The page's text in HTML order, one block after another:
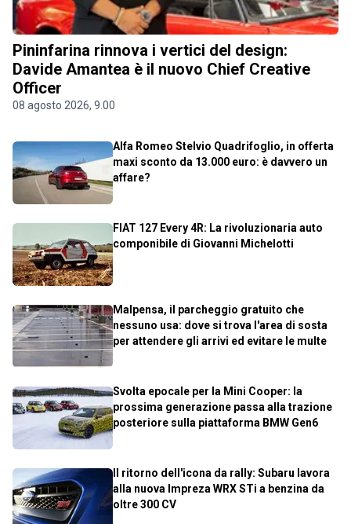
Pininfarina rinnova i vertici del design:
Davide Amantea è il nuovo Chief Creative
Officer
08 agosto 2026, 9.00
Alfa Romeo Stelvio Quadrifoglio, in offerta
maxi sconto da 13.000 euro: è davvero un
affare?
FIAT 127 Every 4R: La rivoluzionaria auto
componibile di Giovanni Michelotti
Malpensa, il parcheggio gratuito che
nessuno usa: dove si trova l'area di sosta
per attendere gli arrivi ed evitare le multe
Svolta epocale per la Mini Cooper: la
prossima generazione passa alla trazione
posteriore sulla piattaforma BMW Gen6
Il ritorno dell'icona da rally: Subaru lavora
alla nuova Impreza WRX STi a benzina da
oltre 300 CV